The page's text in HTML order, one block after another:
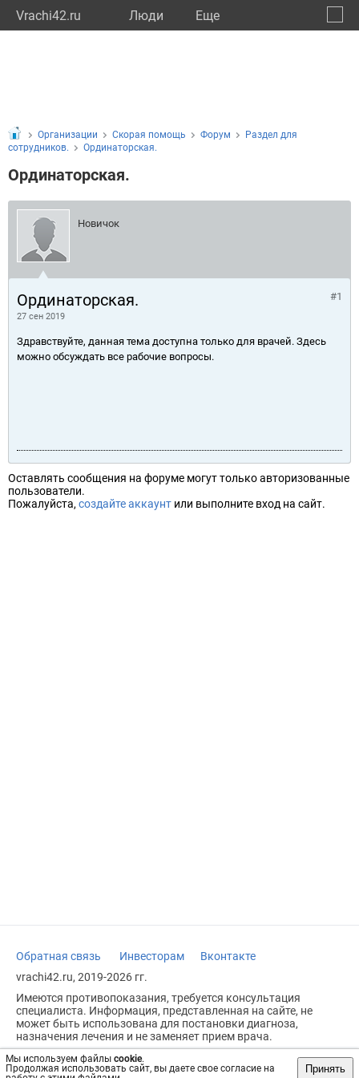
Vrachi42.ru Люди Eще
Мы используем файлы cookie.
Продолжая использовать сайт, вы даете свое согласие на
Принять
Организации Скорая помощь Форум
Раздел для
сотрудников.
Ординаторская.
Ординаторская.
Новичок
Ординаторская.
27 сен 2019
#1
Здравствуйте, данная тема доступна только для врачей. Здесь
можно обсуждать все рабочие вопросы.
Оставлять сообщения на форуме могут только авторизованные
пользователи.
Пожалуйста, создайте аккаунт или выполните вход на сайт.
Обратная связь Инвесторам
Вконтакте
vrachi42.ru, 2019-2026 гг.
Имеются противопоказания, требуется консультация
специалиста. Информация, представленная на сайте, не
может быть использована для постановки диагноза,
назначения лечения и не заменяет прием врача.
Возрастное ограничение: 18+